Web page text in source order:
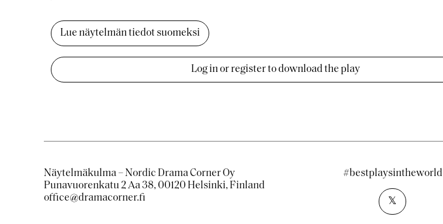
Lue näytelmän tiedot suomeksi
Log in or register to download the play
Näytelmäkulma – Nordic Drama Corner Oy
Punavuorenkatu 2 Aa 38, 00120 Helsinki, Finland
office@dramacorner.fi
#bestplaysintheworld
𝕏